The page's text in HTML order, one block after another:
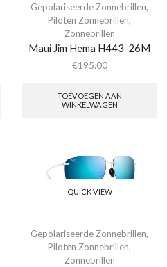
Gepolariseerde Zonnebrillen,
Piloten Zonnebrillen,
Zonnebrillen
Maui Jim Hema H443-26M
€195.00
TOEVOEGEN AAN
WINKELWAGEN
QUICK VIEW
Gepolariseerde Zonnebrillen,
Piloten Zonnebrillen,
Zonnebrillen